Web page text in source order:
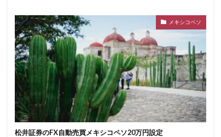
メキシコペソ
松井証券のFX自動売買メキシコペソ20万円設定